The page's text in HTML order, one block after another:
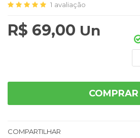
1 avaliação
R$ 69,00 Un
COMPRAR
COMPARTILHAR